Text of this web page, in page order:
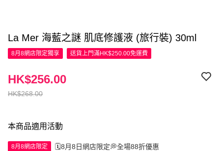
La Mer 海藍之謎 肌底修護液 (旅行裝) 30ml
8月8網店限定獨享 送貨上門滿HK$250.00免運費
HK$268.00
HK$256.00
本商品適用活動
8月8網店限定 🗓️8月8日網店限定💭全場88折優惠